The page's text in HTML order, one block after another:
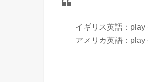
イギリス英語：play
アメリカ英語：play